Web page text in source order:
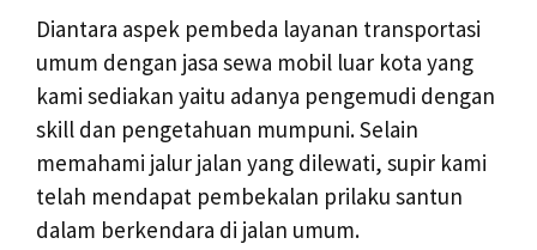
Diantara aspek pembeda layanan transportasi
umum dengan jasa sewa mobil luar kota yang
kami sediakan yaitu adanya pengemudi dengan
skill dan pengetahuan mumpuni. Selain
memahami jalur jalan yang dilewati, supir kami
telah mendapat pembekalan prilaku santun
dalam berkendara di jalan umum.